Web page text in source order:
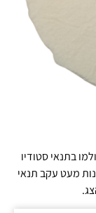
בתנאי סטודיו
מעט עקב תנאי